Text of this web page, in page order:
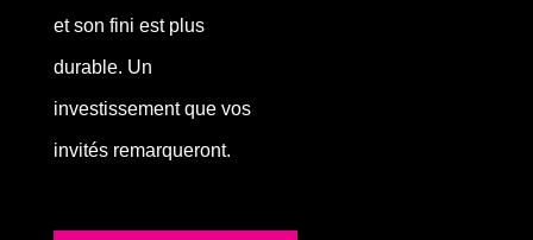
et son fini est plus
durable. Un
investissement que vos
invités remarqueront.